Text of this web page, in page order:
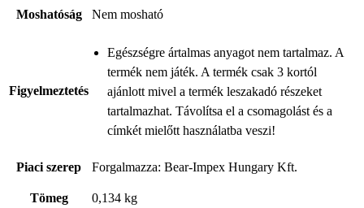
Moshatóság Nem mosható
Figyelmeztetés
Egészségre ártalmas anyagot nem tartalmaz. A
termék nem játék. A termék csak 3 kortól
ajánlott mivel a termék leszakadó részeket
tartalmazhat. Távolítsa el a csomagolást és a
címkét mielőtt használatba veszi!
Piaci szerep Forgalmazza: Bear-Impex Hungary Kft.
Tömeg
0,134 kg